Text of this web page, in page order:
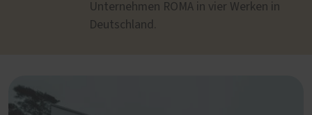
Unternehmen ROMA in vier Werken in
Deutschland.